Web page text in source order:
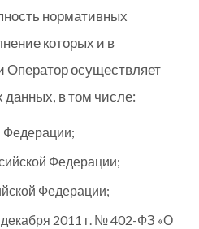
нормативных
которых и в
Оператор осуществляет
данных, в том числе:
Федерации;
Федерации;
Федерации;
2011 г. № 402-ФЗ «О